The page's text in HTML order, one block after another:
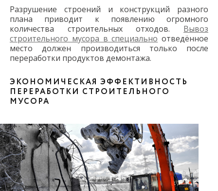
Разрушение строений и конструкций разного
плана приводит к появлению огромного
количества строительных отходов. Вывоз
строительного мусора в специально отведённое
место должен производиться только после
переработки продуктов демонтажа.
ЭКОНОМИЧЕСКАЯ ЭФФЕКТИВНОСТЬ
ПЕРЕРАБОТКИ СТРОИТЕЛЬНОГО
МУСОРА